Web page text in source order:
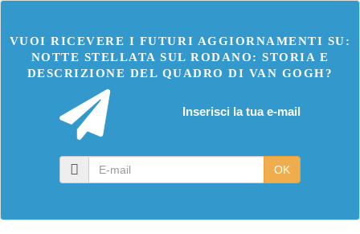
VUOI RICEVERE I FUTURI AGGIORNAMENTI SU:
NOTTE STELLATA SUL RODANO: STORIA E
DESCRIZIONE DEL QUADRO DI VAN GOGH?
Inserisci la tua e-mail
OK